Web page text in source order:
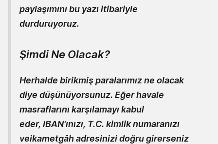
paylaşımını bu yazı itibariyle
durduruyoruz.
Şimdi Ne Olacak?
Herhalde birikmiş paralarımız ne olacak
diye düşünüyorsunuz. Eğer havale
masraflarını karşılamayı kabul
eder, IBAN'ınızı, T.C. kimlik numaranızı
veikametgâh adresinizi doğrugirerseniz